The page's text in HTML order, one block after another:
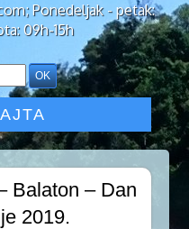
Ponedeljak - petak:
09h-15h
Balaton – Dan
2019.